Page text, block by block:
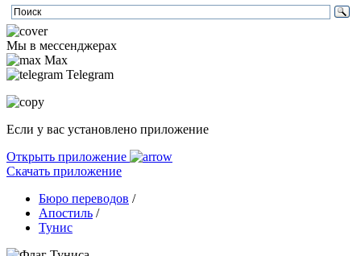
Мы в мессенджерах
Max
Telegram
Если у вас установлено приложение
Открыть приложение
Скачать приложение
Бюро переводов /
Апостиль /
Тунис